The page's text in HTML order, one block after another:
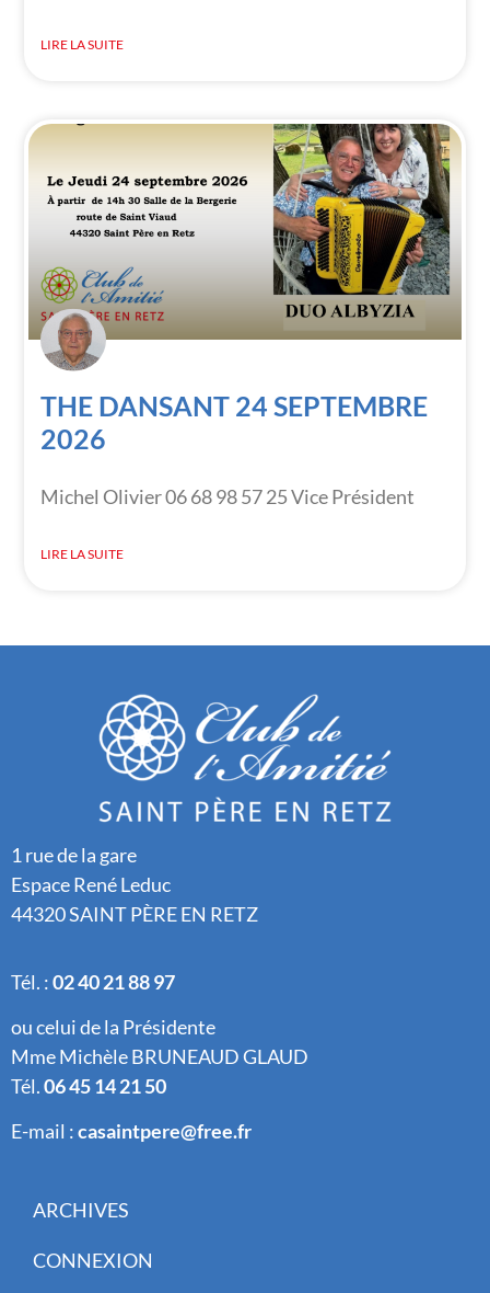
LIRE LA SUITE
THE DANSANT 24 SEPTEMBRE
2026
Michel Olivier 06 68 98 57 25 Vice Président
LIRE LA SUITE
1 rue de la gare
Espace René Leduc
44320 SAINT PÈRE EN RETZ
Tél. :02 40 21 88 97
ou celui de la Présidente
Mme Michèle BRUNEAUD GLAUD
Tél.06 45 14 21 50
E-mail :casaintpere@free.fr
ARCHIVES
CONNEXION